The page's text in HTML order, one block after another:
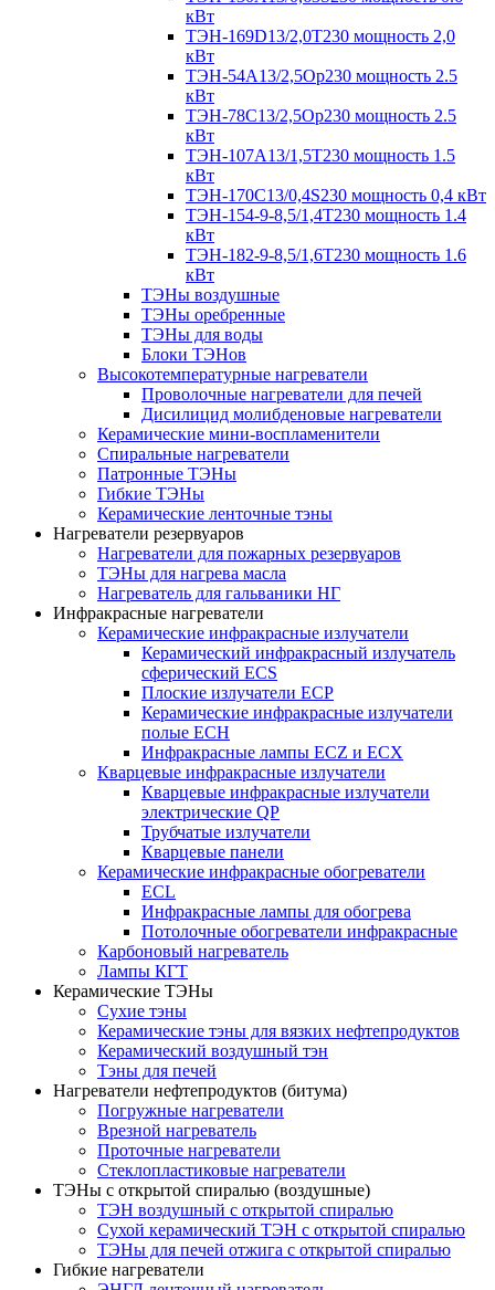
кВт
ТЭН-169D13/2,0T230 мощность 2,0
кВт
ТЭН-54А13/2,5Ор230 мощность 2.5
кВт
ТЭН-78С13/2,5Ор230 мощность 2.5
кВт
ТЭН-107А13/1,5Т230 мощность 1.5
кВт
ТЭН-170C13/0,4S230 мощность 0,4 кВт
ТЭН-154-9-8,5/1,4Т230 мощность 1.4
кВт
ТЭН-182-9-8,5/1,6Т230 мощность 1.6
кВт
ТЭНы воздушные
ТЭНы оребренные
ТЭНы для воды
Блоки ТЭНов
Высокотемпературные нагреватели
Проволочные нагреватели для печей
Дисилицид молибденовые нагреватели
Керамические мини-воспламенители
Спиральные нагреватели
Патронные ТЭНы
Гибкие ТЭНы
Керамические ленточные тэны
Нагреватели резервуаров
Нагреватели для пожарных резервуаров
ТЭНы для нагрева масла
Нагреватель для гальваники НГ
Инфракрасные нагреватели
Керамические инфракрасные излучатели
Керамический инфракрасный излучатель
сферический ECS
Плоские излучатели ECP
Керамические инфракрасные излучатели
полые ECH
Инфракрасные лампы ECZ и ECX
Кварцевые инфракрасные излучатели
Кварцевые инфракрасные излучатели
электрические QP
Трубчатые излучатели
Кварцевые панели
Керамические инфракрасные обогреватели
ECL
Инфракрасные лампы для обогрева
Потолочные обогреватели инфракрасные
Карбоновый нагреватель
Лампы КГТ
Керамические ТЭНы
Сухие тэны
Керамические тэны для вязких нефтепродуктов
Керамический воздушный тэн
Тэны для печей
Нагреватели нефтепродуктов (битума)
Погружные нагреватели
Врезной нагреватель
Проточные нагреватели
Стеклопластиковые нагреватели
ТЭНы с открытой спиралью (воздушные)
ТЭН воздушный с открытой спиралью
Сухой керамический ТЭН с открытой спиралью
ТЭНы для печей отжига с открытой спиралью
Гибкие нагреватели